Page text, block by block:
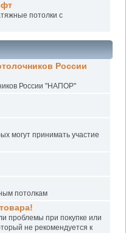
потолки с
России
России "НАПОР"
могут принимать участие
потолкам
проблемы при покупке или
не рекомендуется к